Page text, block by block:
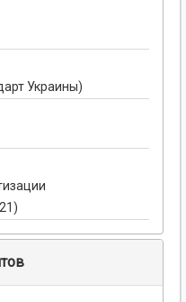
Украины)